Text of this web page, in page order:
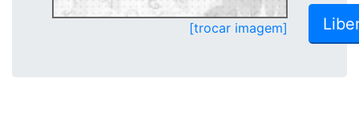
[trocar imagem]